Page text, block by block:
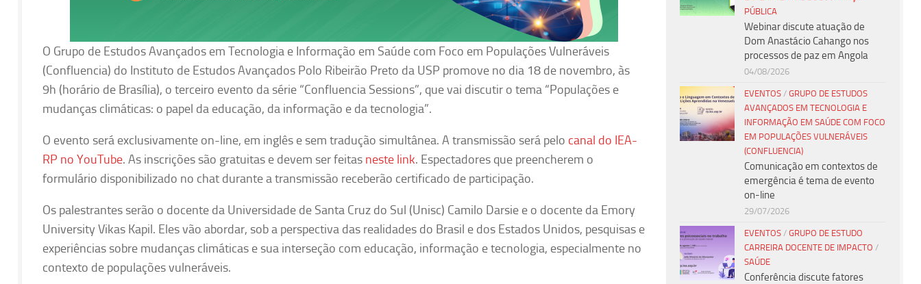
O Grupo de Estudos Avançados em Tecnologia e Informação em Saúde com Foco em Populações Vulneráveis
(Confluencia) do Instituto de Estudos Avançados Polo Ribeirão Preto da USP promove no dia 18 de novembro, às
9h (horário de Brasília), o terceiro evento da série “Confluencia Sessions”, que vai discutir o tema “Populações e
mudanças climáticas: o papel da educação, da informação e da tecnologia”.
O evento será exclusivamente on-line, em inglês e sem tradução simultânea. A transmissão será pelo canal do IEA-
RP no YouTube. As inscrições são gratuitas e devem ser feitas neste link. Espectadores que preencherem o
formulário disponibilizado no chat durante a transmissão receberão certificado de participação.
Os palestrantes serão o docente da Universidade de Santa Cruz do Sul (Unisc) Camilo Darsie e o docente da Emory
University Vikas Kapil. Eles vão abordar, sob a perspectiva das realidades do Brasil e dos Estados Unidos, pesquisas e
experiências sobre mudanças climáticas e sua interseção com educação, informação e tecnologia, especialmente no
contexto de populações vulneráveis.
PÚBLICA
Webinar discute atuação de
Dom Anastácio Cahango nos
processos de paz em Angola
04/08/2026
EVENTOS / GRUPO DE ESTUDOS
AVANÇADOS EM TECNOLOGIA E
INFORMAÇÃO EM SAÚDE COM FOCO
EM POPULAÇÕES VULNERÁVEIS
(CONFLUENCIA)
Comunicação em contextos de
emergência é tema de evento
on-line
29/07/2026
EVENTOS / GRUPO DE ESTUDO
CARREIRA DOCENTE DE IMPACTO /
SAÚDE
Conferência discute fatores